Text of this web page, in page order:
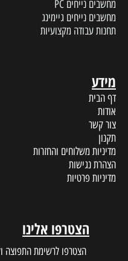
מחשבים נייחים PC
מחשבים נייחים גיימינג
תחנות עבודה מקצועיות
מידע
דף הבית
אודות
צור קשר
תקנון
מדיניות משלוחים והחזרות
הצהרת נגישות
מדיניות פרטיות
הצטרפו אלינו
הצטרפו לרשימת התפוצה